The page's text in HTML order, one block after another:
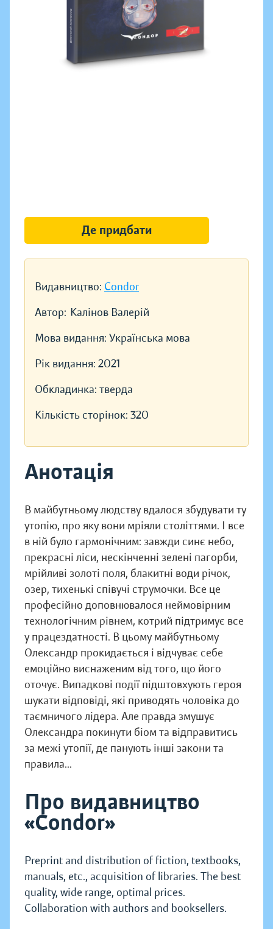
Видавництво: Condor
Автор: Калінов Валерій
Мова видання: Українська мова
Рік видання: 2021
Обкладинка: тверда
Кількість сторінок: 320
Анотація
В майбутньому людству вдалося збудувати ту
утопію, про яку вони мріяли століттями. І все
в ній було гармонічним: завжди синє небо,
прекрасні ліси, нескінченні зелені пагорби,
мрійливі золоті поля, блакитні води річок,
озер, тихенькі співучі струмочки. Все це
професійно доповнювалося неймовірним
технологічним рівнем, котрий підтримує все
у працездатності. В цьому майбутньому
Олександр прокидається і відчуває себе
емоційно виснаженим від того, що його
оточує. Випадкові події підштовхують героя
шукати відповіді, які приводять чоловіка до
таємничого лідера. Але правда змушує
Олександра покинути біом та відправитись
за межі утопії, де панують інші закони та
правила...
Про видавництво
«Condor»
Preprint and distribution of fiction, textbooks,
manuals, etc., acquisition of libraries. The best
quality, wide range, optimal prices.
Collaboration with authors and booksellers.
Де придбати